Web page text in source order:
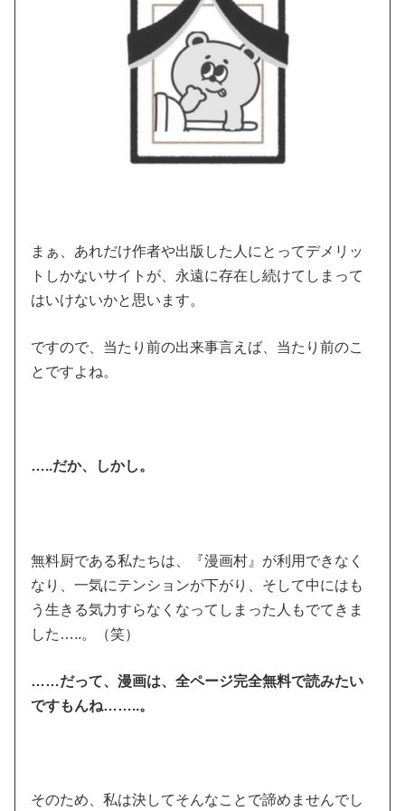
まぁ、あれだけ作者や出版した人にとってデメリッ
トしかないサイトが、永遠に存在し続けてしまって
はいけないかと思います。
ですので、当たり前の出来事言えば、当たり前のこ
とですよね。
…..だか、しかし。
無料厨である私たちは、『漫画村』が利用できなく
なり、一気にテンションが下がり、そして中にはも
う生きる気力すらなくなってしまった人もでてきま
した…..。（笑）
……だって、漫画は、全ページ完全無料で読みたい
ですもんね……..。
そのため、私は決してそんなことで諦めませんでし